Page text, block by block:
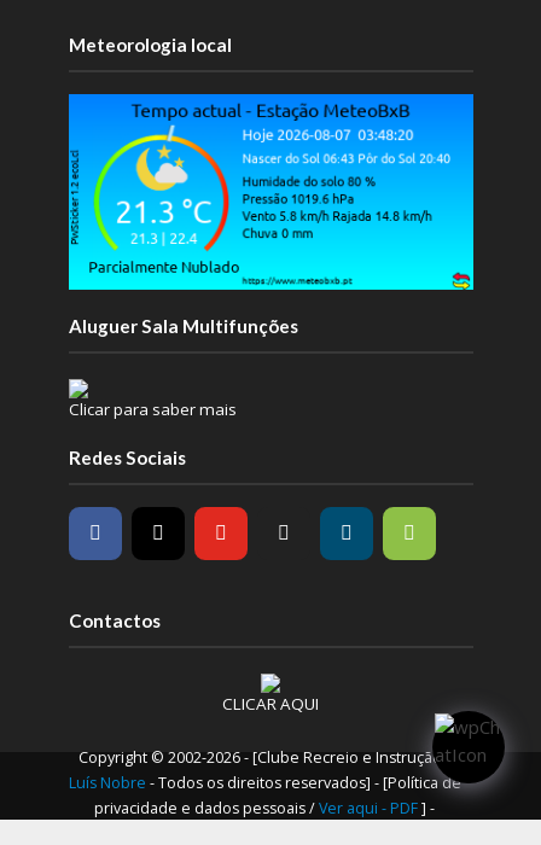
Meteorologia local
Aluguer Sala Multifunções
Clicar para saber mais
Redes Sociais
Contactos
CLICAR AQUI
Copyright © 2002-2026 - [Clube Recreio e Instrução /
Luís Nobre - Todos os direitos reservados] - [Política de
privacidade e dados pessoais /Ver aqui - PDF] -